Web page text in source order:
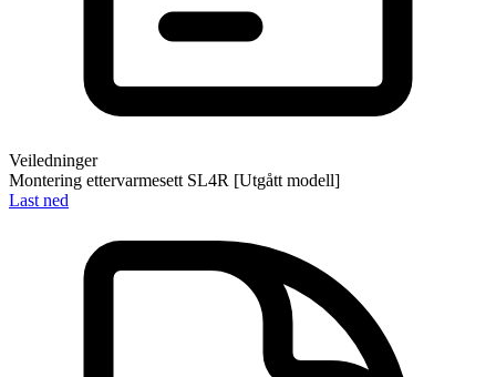
Veiledninger
Montering ettervarmesett SL4R [Utgått modell]
Last ned